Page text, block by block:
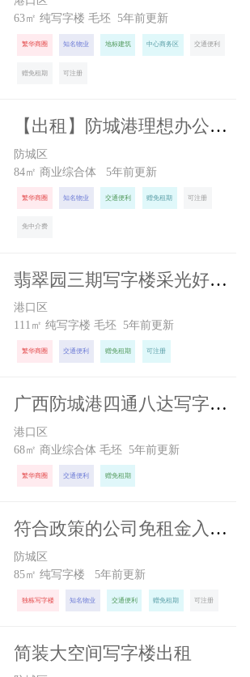
63㎡ 纯写字楼 毛坯 5年前更新
繁华商圈 知名物业 地标建筑 中心商务区 交通便利
赠免租期 可注册
【出租】防城港理想办公场所恒富商业广场
防城区
84㎡ 商业综合体 5年前更新
繁华商圈 知名物业 交通便利 赠免租期 可注册
免中介费
翡翠园三期写字楼采光好交通好
港口区
111㎡ 纯写字楼 毛坯 5年前更新
繁华商圈 交通便利 赠免租期 可注册
广西防城港四通八达写字楼出租
港口区
68㎡ 商业综合体 毛坯 5年前更新
繁华商圈 交通便利 赠免租期
符合政策的公司免租金入驻办公
防城区
85㎡ 纯写字楼 5年前更新
独栋写字楼 知名物业 交通便利 赠免租期 可注册
简装大空间写字楼出租